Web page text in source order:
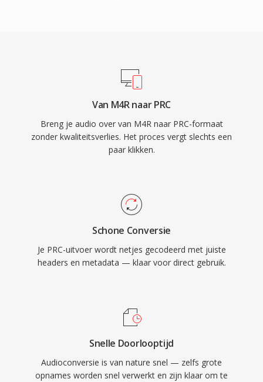
Van M4R naar PRC
Breng je audio over van M4R naar PRC-formaat
zonder kwaliteitsverlies. Het proces vergt slechts een
paar klikken.
Schone Conversie
Je PRC-uitvoer wordt netjes gecodeerd met juiste
headers en metadata — klaar voor direct gebruik.
Snelle Doorlooptijd
Audioconversie is van nature snel — zelfs grote
opnames worden snel verwerkt en zijn klaar om te